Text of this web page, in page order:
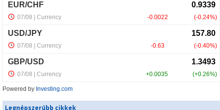
Powered by Investing.com
Legnépszerűbb cikkek